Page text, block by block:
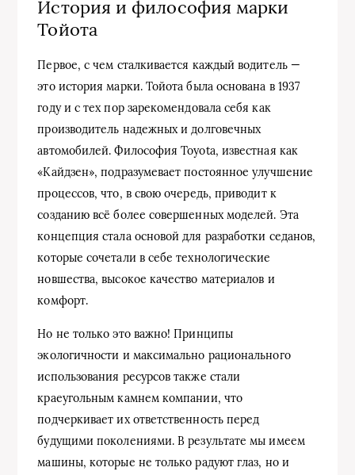
История и философия марки
Тойота
Первое, с чем сталкивается каждый водитель —
это история марки. Тойота была основана в 1937
году и с тех пор зарекомендовала себя как
производитель надежных и долговечных
автомобилей. Философия Toyota, известная как
«Кайдзен», подразумевает постоянное улучшение
процессов, что, в свою очередь, приводит к
созданию всё более совершенных моделей. Эта
концепция стала основой для разработки седанов,
которые сочетали в себе технологические
новшества, высокое качество материалов и
комфорт.
Но не только это важно! Принципы
экологичности и максимально рационального
использования ресурсов также стали
краеугольным камнем компании, что
подчеркивает их ответственность перед
будущими поколениями. В результате мы имеем
машины, которые не только радуют глаз, но и